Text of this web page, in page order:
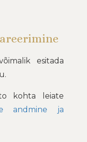
esitada
kohta leiate
andmine ja